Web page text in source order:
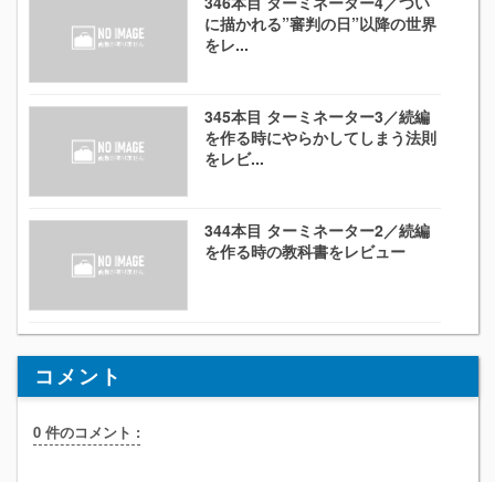
に描かれる”審判の日”以降の世界
をレ...
345本目 ターミネーター3／続編
を作る時にやらかしてしまう法則
をレビ...
344本目 ターミネーター2／続編
を作る時の教科書をレビュー
コメント
0 件のコメント :